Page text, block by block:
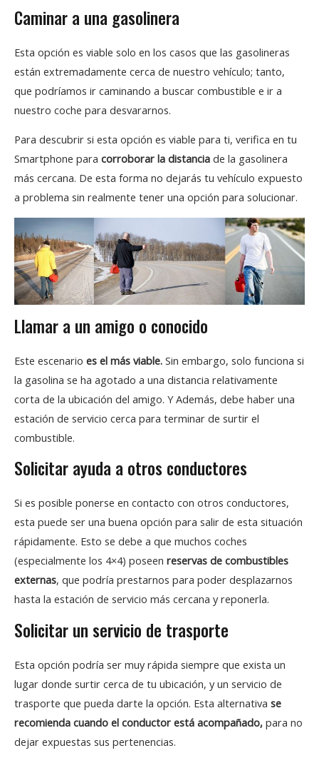
Caminar a una gasolinera
Esta opción es viable solo en los casos que las gasolineras
están extremadamente cerca de nuestro vehículo; tanto,
que podríamos ir caminando a buscar combustible e ir a
nuestro coche para desvararnos.
Para descubrir si esta opción es viable para ti, verifica en tu
Smartphone para corroborar la distancia de la gasolinera
más cercana. De esta forma no dejarás tu vehículo expuesto
a problema sin realmente tener una opción para solucionar.
Llamar a un amigo o conocido
Este escenario es el más viable. Sin embargo, solo funciona si
la gasolina se ha agotado a una distancia relativamente
corta de la ubicación del amigo. Y Además, debe haber una
estación de servicio cerca para terminar de surtir el
combustible.
Solicitar ayuda a otros conductores
Si es posible ponerse en contacto con otros conductores,
esta puede ser una buena opción para salir de esta situación
rápidamente. Esto se debe a que muchos coches
(especialmente los 4×4) poseen reservas de combustibles
externas, que podría prestarnos para poder desplazarnos
hasta la estación de servicio más cercana y reponerla.
Solicitar un servicio de trasporte
Esta opción podría ser muy rápida siempre que exista un
lugar donde surtir cerca de tu ubicación, y un servicio de
trasporte que pueda darte la opción. Esta alternativa se
recomienda cuando el conductor está acompañado, para no
dejar expuestas sus pertenencias.